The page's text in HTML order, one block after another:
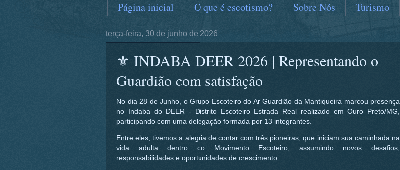
Página inicial O que é escotismo? Sobre Nós Turismo
terça-feira, 30 de junho de 2026
⚜️ INDABA DEER 2026 | Representando o
Guardião com satisfação
No dia 28 de Junho, o Grupo Escoteiro do Ar Guardião da Mantiqueira marcou presença
no Indaba do DEER - Distrito Escoteiro Estrada Real realizado em Ouro Preto/MG,
participando com uma delegação formada por 13 integrantes.
Entre eles, tivemos a alegria de contar com três pioneiras, que iniciam sua caminhada na
vida adulta dentro do Movimento Escoteiro, assumindo novos desafios,
responsabilidades e oportunidades de crescimento.